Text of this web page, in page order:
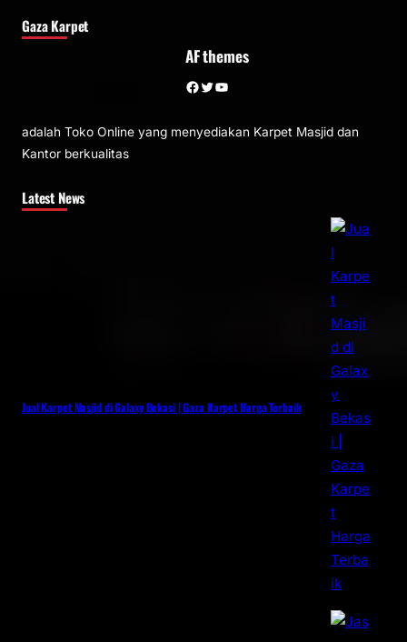
Gaza Karpet
AF themes
Facebook Twitter YouTube
adalah Toko Online yang menyediakan Karpet Masjid dan
Kantor berkualitas
Latest News
Jual Karpet Masjid di Galaxy Bekasi | Gaza Karpet Harga Terbaik